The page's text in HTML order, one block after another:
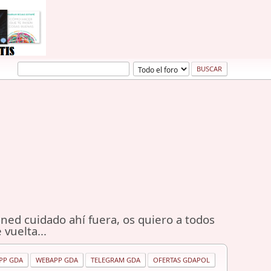
cuidado ahí fuera, os quiero a todos
vuelta...
GDA WEBAPP GDA TELEGRAM GDA OFERTAS GDAPOL